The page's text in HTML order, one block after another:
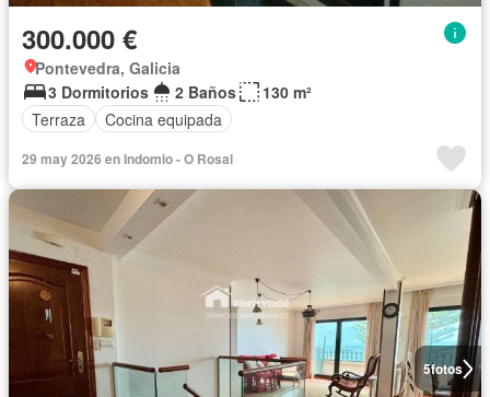
300.000 €
Pontevedra, Galicia
3 Dormitorios
2 Baños
130 m²
Terraza
Cocina equipada
29 may 2026 en Indomio - O Rosal
5fotos